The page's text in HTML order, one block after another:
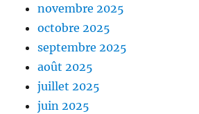
novembre 2025
octobre 2025
septembre 2025
août 2025
juillet 2025
juin 2025